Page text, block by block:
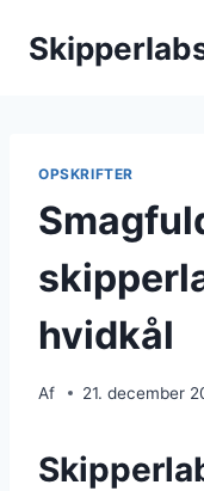
OPSKRIFTER
hvidkål
Af 21. december